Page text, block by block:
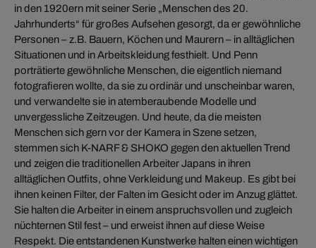
in den 1920ern mit seiner Serie „Menschen des 20.
Jahrhunderts“ für großes Aufsehen gesorgt, da er gewöhnliche
Personen – z.B. Bauern, Köchen und Maurern – in alltäglichen
Situationen und in Arbeitskleidung festhielt. Und Penn
porträtierte gewöhnliche Menschen, die eigentlich niemand
fotografieren wollte, da sie zu ordinär und unscheinbar waren,
und verwandelte sie in atemberaubende Modelle und
unvergessliche Zeitzeugen. Und heute, da die meisten
Menschen sich gern vor der Kamera in Szene setzen,
stemmen sich K-NARF & SHOKO gegen den aktuellen Trend
und zeigen die traditionellen Arbeiter Japans in ihren
alltäglichen Outfits, ohne Verkleidung und Makeup. Es gibt bei
ihnen keinen Filter, der Falten im Gesicht oder im Anzug glättet.
Sie halten die Arbeiter in einem anspruchsvollen und zugleich
nüchternen Stil fest – und erweist ihnen auf diese Weise
Respekt. Die entstandenen Kunstwerke halten einen wichtigen